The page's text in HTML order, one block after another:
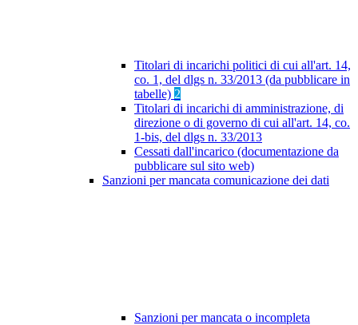
Titolari di incarichi politici di cui all'art. 14,
co. 1, del dlgs n. 33/2013 (da pubblicare in
tabelle) 2
Titolari di incarichi di amministrazione, di
direzione o di governo di cui all'art. 14, co.
1-bis, del dlgs n. 33/2013
Cessati dall'incarico (documentazione da
pubblicare sul sito web)
Sanzioni per mancata comunicazione dei dati
Sanzioni per mancata o incompleta